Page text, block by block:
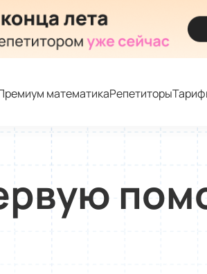
математикаРепетиторы